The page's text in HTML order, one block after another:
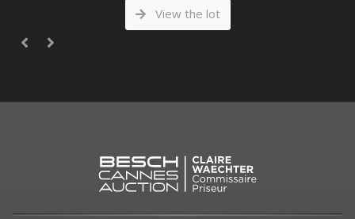
View the lot